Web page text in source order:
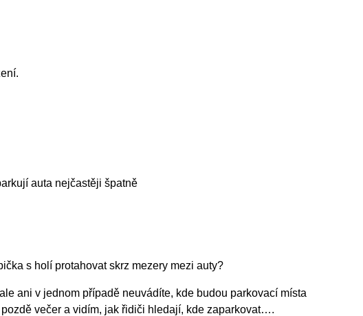
auta nejčastěji špatně
s holí protahovat skrz mezery mezi auty?
v jednom případě neuvádíte, kde budou parkovací místa
večer a vidím, jak řidiči hledají, kde zaparkovat….